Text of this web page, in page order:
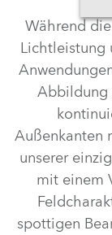
Während
Lichtleistung
Abbildung
Außenkanten
unserer
mit einem
spottigen